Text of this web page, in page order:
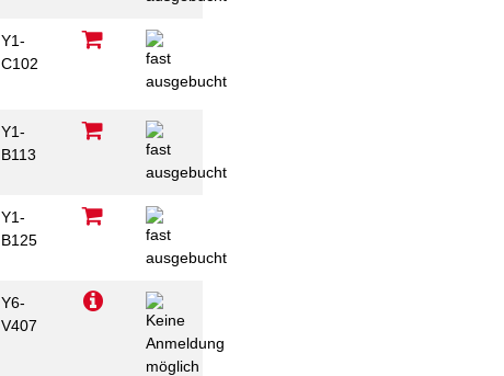
Y1-
C102
Y1-
B113
Y1-
B125
Y6-
V407